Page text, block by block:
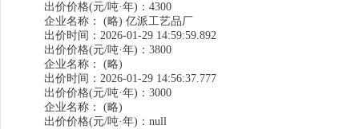
出价价格(元/吨·年)：4300
企业名称： (略) 亿派工艺品厂
出价时间：2026-01-29 14:59:59.892
出价价格(元/吨·年)：3800
企业名称： (略)
出价时间：2026-01-29 14:56:37.777
出价价格(元/吨·年)：3000
企业名称： (略)
出价价格(元/吨·年)：null